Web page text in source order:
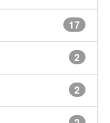
17
2
2